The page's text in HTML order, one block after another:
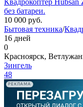
без батареи.
10 000 руб.
Бытовая техника/
16 дней
0
Красноярск,
Зингель
48
РЕКЛАМА